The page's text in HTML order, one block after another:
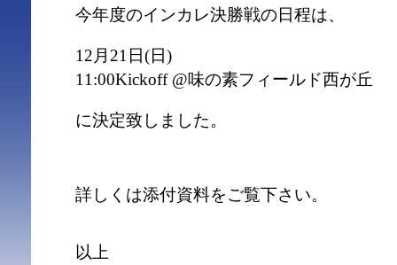
今年度のインカレ決勝戦の日程は、
12月21日(日)
11:00Kickoff @味の素フィールド西が丘
に決定致しました。
詳しくは添付資料をご覧下さい。
以上